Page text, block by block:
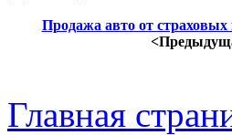
Продажа авто от страховых
Главная